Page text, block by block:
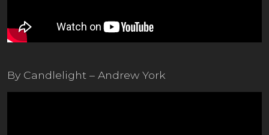
By Candlelight – Andrew York